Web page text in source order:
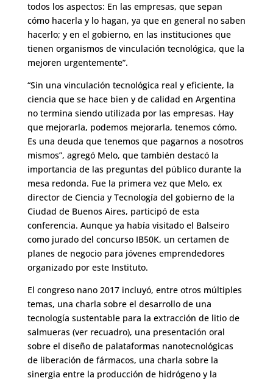
todos los aspectos: En las empresas, que sepan
cómo hacerla y lo hagan, ya que en general no saben
hacerlo; y en el gobierno, en las instituciones que
tienen organismos de vinculación tecnológica, que la
mejoren urgentemente”.
“Sin una vinculación tecnológica real y eficiente, la
ciencia que se hace bien y de calidad en Argentina
no termina siendo utilizada por las empresas. Hay
que mejorarla, podemos mejorarla, tenemos cómo.
Es una deuda que tenemos que pagarnos a nosotros
mismos”, agregó Melo, que también destacó la
importancia de las preguntas del público durante la
mesa redonda. Fue la primera vez que Melo, ex
director de Ciencia y Tecnología del gobierno de la
Ciudad de Buenos Aires, participó de esta
conferencia. Aunque ya había visitado el Balseiro
como jurado del concurso IB50K, un certamen de
planes de negocio para jóvenes emprendedores
organizado por este Instituto.
El congreso nano 2017 incluyó, entre otros múltiples
temas, una charla sobre el desarrollo de una
tecnología sustentable para la extracción de litio de
salmueras (ver recuadro), una presentación oral
sobre el diseño de palataformas nanotecnológicas
de liberación de fármacos, una charla sobre la
sinergia entre la producción de hidrógeno y la